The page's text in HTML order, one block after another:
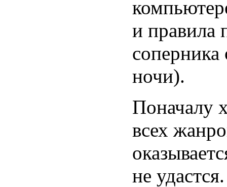
и правила
ночи).
Поначалу
всех
не удастся.